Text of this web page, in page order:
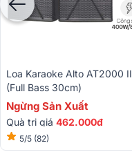
Loa Karaoke Alto AT2000 II
(Full Bass 30cm)
Ngừng Sản Xuất
Quà trị giá 462.000đ
5/5 (82)